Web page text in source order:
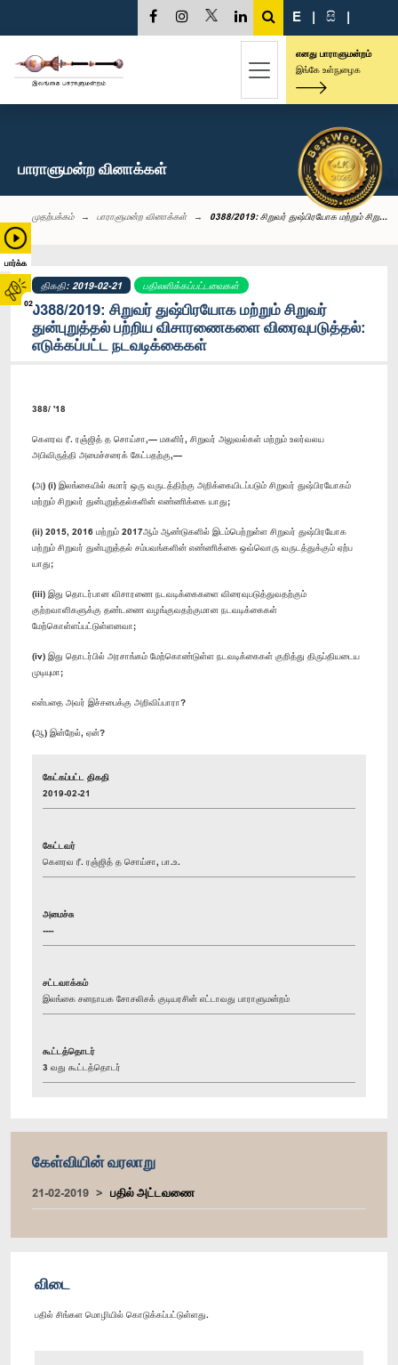
பார்க்க
02
E | සි |
எனது பாராளுமன்றம்
இங்கே உள்நுழைக
பாராளுமன்ற வினாக்கள்
முதற்பக்கம் பாராளுமன்ற வினாக்கள் 0388/2019: சிறுவர் துஷ்பிரயோக மற்றும் சிறு...
திகதி: 2019-02-21 பதிலளிக்கப்பட்டவைகள்
0388/2019: சிறுவர் துஷ்பிரயோக மற்றும் சிறுவர்
துன்புறுத்தல் பற்றிய விசாரணைகளை விரைவுபடுத்தல்:
எடுக்கப்பட்ட நடவடிக்கைகள்
388/ '18
கௌரவ ரீ. ரஞ்ஜித் த சொய்சா,— மகளிர், சிறுவர் அலுவல்கள் மற்றும் உலர்வலய
அபிவிருத்தி அமைச்சரைக் கேட்பதற்கு,—
(அ) (i) இலங்கையில் சுமார் ஒரு வருடத்திற்கு அறிக்கையிடப்படும் சிறுவர் துஷ்பிரயோகம்
மற்றும் சிறுவர் துன்புறுத்தல்களின் எண்ணிக்கை யாது;
(ii) 2015, 2016 மற்றும் 2017ஆம் ஆண்டுகளில் இடம்பெற்றுள்ள சிறுவர் துஷ்பிரயோக
மற்றும் சிறுவர் துன்புறுத்தல் சம்பவங்களின் எண்ணிக்கை ஒவ்வொரு வருடத்துக்கும் ஏற்ப
யாது;
(iii) இது தொடர்பான விசாரணை நடவடிக்கைகளை விரைவுபடுத்துவதற்கும்
குற்றவாளிகளுக்கு தண்டணை வழங்குவதற்குமான நடவடிக்கைகள்
மேற்கொள்ளப்பட்டுள்ளனவா;
(iv) இது தொடர்பில் அரசாங்கம் மேற்கொண்டுள்ள நடவடிக்கைகள் குறித்து திருப்தியடைய
முடியுமா;
என்பதை அவர் இச்சபைக்கு அறிவிப்பாரா?
(ஆ) இன்றேல், ஏன்?
கேட்கப்பட்ட திகதி
2019-02-21
கேட்டவர்
கௌரவ ரீ. ரஞ்ஜித் த சொய்சா, பா.உ.
அமைச்சு
----
சட்டவாக்கம்
இலங்கை சனநாயக சோசலிசக் குடியரசின் எட்டாவது பாராளுமன்றம்
கூட்டத்தொடர்
3 வது கூட்டத்தொடர்
கேள்வியின் வரலாறு
21-02-2019 பதில் அட்டவணை
விடை
பதில் சிங்கள மொழியில் கொடுக்கப்பட்டுள்ளது.